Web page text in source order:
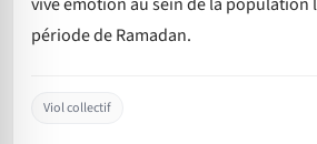
période de Ramadan.
Viol collectif